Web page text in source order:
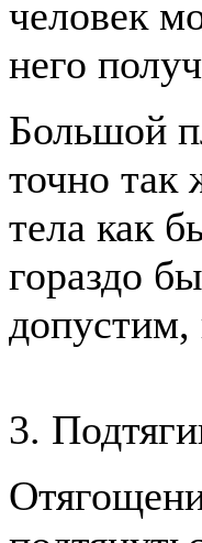
человек
него
Большой
точно так
тела как
гораздо
допустим,
3.